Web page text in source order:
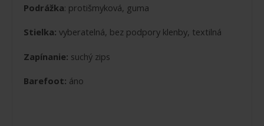
Podrážka: protišmyková, guma
Stielka: vyberatelná, bez podpory klenby, textilná
Zapínanie: suchý zips
Barefoot: áno